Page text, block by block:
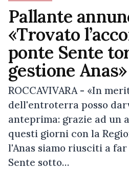
Pallante
«Trovato
ponte Sente
gestione Anas»
ROCCAVIVARA - «In
dell'entroterra posso
anteprima: grazie ad un
questi giorni con la
l'Anas siamo riusciti a
Sente sotto…